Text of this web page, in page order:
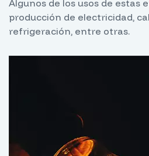
Algunos de los usos de estas
producción de electricidad,
refrigeración, entre otras.